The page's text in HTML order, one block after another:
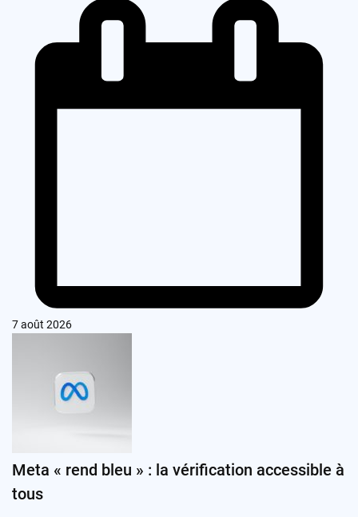
7 août 2026
Meta « rend bleu » : la vérification accessible à
tous